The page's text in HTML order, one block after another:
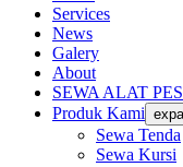
Services
News
Galery
About
SEWA ALAT
Produk Kami
Sewa Tenda
Sewa Kursi